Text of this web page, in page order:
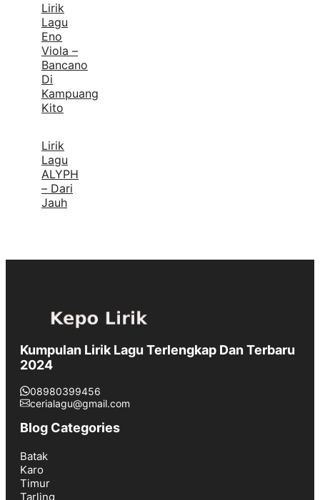
Lirik
Lagu
Eno
Viola –
Bancano
Di
Kampuang
Kito
Lirik
Lagu
ALYPH
– Dari
Jauh
Kumpulan Lirik Lagu Terlengkap Dan Terbaru
2024
08980399456
cerialagu@gmail.com
Blog Categories
Batak
Karo
Timur
Tarling